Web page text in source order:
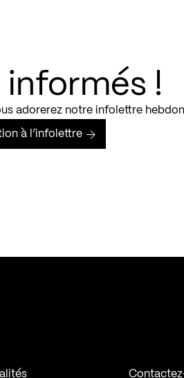
informés !
adorerez notre infolettre
à l’infolettre